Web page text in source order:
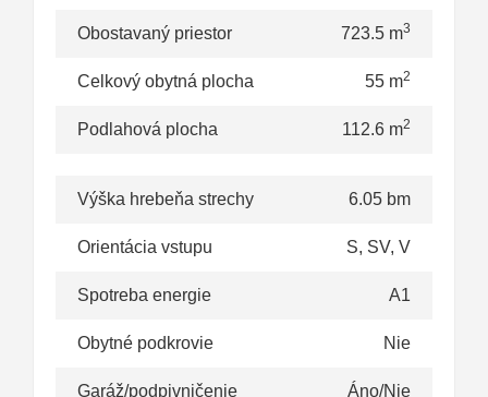
Obostavaný priestor 723.5 m3
Celkový obytná plocha 55 m2
Podlahová plocha 112.6 m2
Výška hrebeňa strechy 6.05 bm
Orientácia vstupu S, SV, V
Spotreba energie A1
Obytné podkrovie Nie
Garáž/podpivničenie Áno/Nie